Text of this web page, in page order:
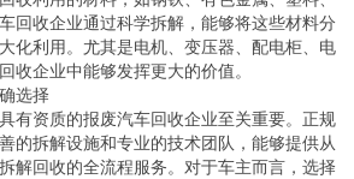
回收企业通过科学拆解，能够将这些材料分
化利用。尤其是电机、变压器、配电柜、电
收企业中能够发挥更大的价值。
选择
有资质的报废汽车回收企业至关重要。正规
的拆解设施和专业的技术团队，能够提供从
解回收的全流程服务。对于车主而言，选择